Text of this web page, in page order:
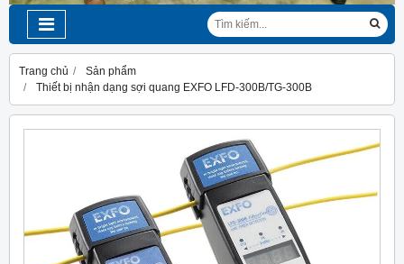
Trang chủ
Sản phẩm
Thiết bị nhận dạng sợi quang EXFO LFD-300B/TG-300B